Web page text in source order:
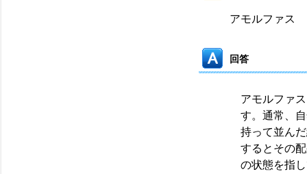
アモルファス
回答
アモルファ
す。通常、
持って並ん
するとその
の状態を指